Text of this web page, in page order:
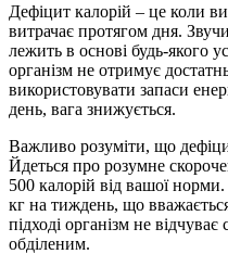
Дефіцит калорій – це коли
витрачає протягом дня.
лежить в основі будь-якого
організм не отримує
використовувати запаси
день, вага знижується.
Важливо розуміти, що
Йдеться про розумне
500 калорій від вашої
кг на тиждень, що
підході організм не
обділеним.